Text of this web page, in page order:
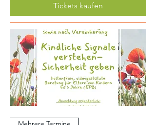
Tickets kaufen